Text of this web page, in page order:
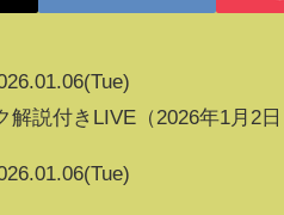
解説付きLIVE（2026年1月2